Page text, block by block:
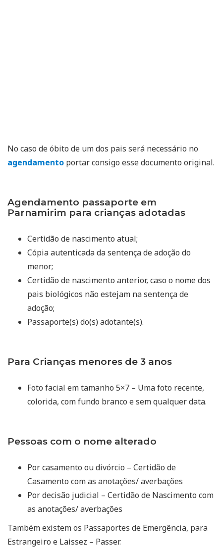
No caso de óbito de um dos pais será necessário no
agendamento portar consigo esse documento original.
Agendamento passaporte em
Parnamirim para crianças adotadas
Certidão de nascimento atual;
Cópia autenticada da sentença de adoção do
menor;
Certidão de nascimento anterior, caso o nome dos
pais biológicos não estejam na sentença de
adoção;
Passaporte(s) do(s) adotante(s).
Para Crianças menores de 3 anos
Foto facial em tamanho 5×7 – Uma foto recente,
colorida, com fundo branco e sem qualquer data.
Pessoas com o nome alterado
Por casamento ou divórcio – Certidão de
Casamento com as anotações/ averbações
Por decisão judicial – Certidão de Nascimento com
as anotações/ averbações
Também existem os Passaportes de Emergência, para
Estrangeiro e Laissez – Passer.